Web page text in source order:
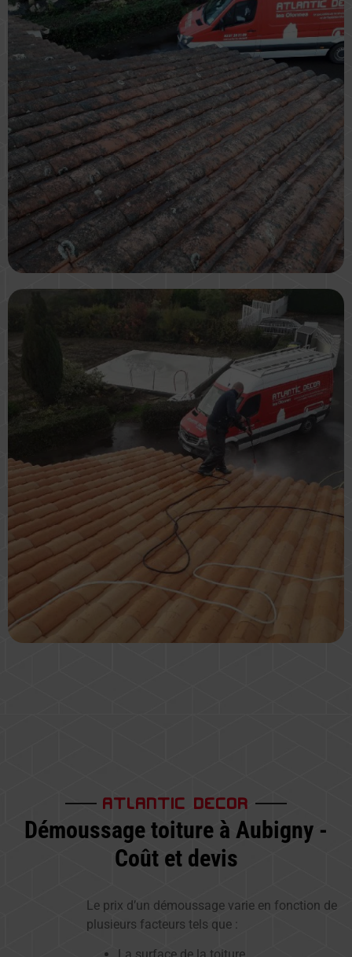
ATLANTIC DECOR
Démoussage toiture à Aubigny -
Coût et devis
Le prix d’un démoussage varie en fonction de
plusieurs facteurs tels que :